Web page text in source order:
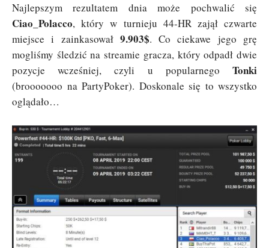
Najlepszym rezultatem dnia może pochwalić się
Ciao_Polacco, który w turnieju 44-HR zajął czwarte
miejsce i zainkasował 9.903$. Co ciekawe jego grę
mogliśmy śledzić na streamie gracza, który odpadł dwie
pozycje wcześniej, czyli u popularnego Tonki
(brooooooo na PartyPoker). Doskonale się to wszystko
oglądało…